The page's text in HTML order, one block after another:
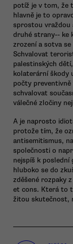
potíž je v tom, že
hlavně je to
sprostou vraždou
druhé strany-- ke
zrození a sotva
Schvalovat
palestinských
kolaterární škody
počty preventivně
schvalovat
válečné zločiny
A je naprosto
protože tím, že
antisemitismus,
společnosti o
nejspíš k poslední
hluboko se do
zděšené rozpaky
et cons. Která to
žitou skutečnost,